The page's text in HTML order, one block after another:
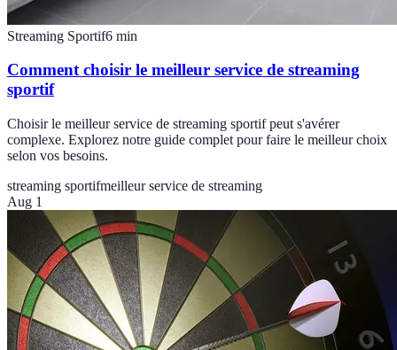
Streaming Sportif6 min
Comment choisir le meilleur service de streaming
sportif
Choisir le meilleur service de streaming sportif peut s'avérer
complexe. Explorez notre guide complet pour faire le meilleur choix
selon vos besoins.
streaming sportifmeilleur service de streaming
Aug 1